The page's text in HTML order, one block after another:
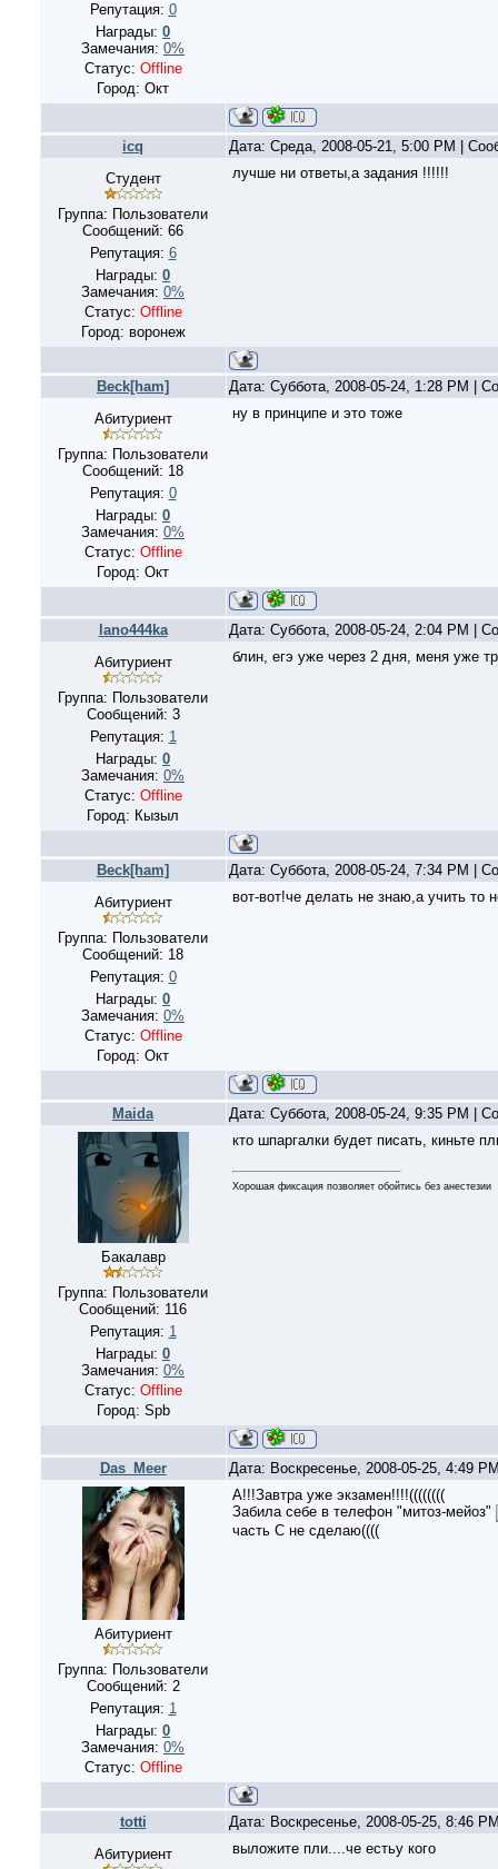
Репутация: 0
Награды: 0
Замечания: 0%
Статус: Offline
Город: Окт
icq
Дата: Среда, 2008-05-21, 5:00 PM |
Студент
Группа: Пользователи
Сообщений: 66
Репутация: 6
Награды: 0
Замечания: 0%
Статус: Offline
Город: воронеж
лучше ни ответы,а задания !!!!!!
Beck[ham]
Дата: Суббота, 2008-05-24, 1:28 PM |
Абитуриент
Группа: Пользователи
Сообщений: 18
Репутация: 0
Награды: 0
Замечания: 0%
Статус: Offline
Город: Окт
ну в принципе и это тоже
lano444ka
Дата: Суббота, 2008-05-24, 2:04 PM |
Абитуриент
Группа: Пользователи
Сообщений: 3
Репутация: 1
Награды: 0
Замечания: 0%
Статус: Offline
Город: Кызыл
блин, егэ уже через 2 дня, меня уже
Beck[ham]
Дата: Суббота, 2008-05-24, 7:34 PM |
Абитуриент
Группа: Пользователи
Сообщений: 18
Репутация: 0
Награды: 0
Замечания: 0%
Статус: Offline
Город: Окт
вот-вот!че делать не знаю,а учить то
Maida Дата: Суббота, 2008-05-24, 9:35 PM |
Бакалавр
Группа: Пользователи
Сообщений: 116
Репутация: 1
Награды: 0
Замечания: 0%
Статус: Offline
Город: Spb
кто шпаргалки будет писать, киньте
Хорошая фиксация позволяет обойтись без анестезии
Das_Meer Дата: Воскресенье, 2008-05-25, 4:49
Абитуриент
Группа: Пользователи
Сообщений: 2
Репутация: 1
Награды: 0
Замечания: 0%
Статус: Offline
А!!!Завтра уже экзамен!!!!((((((((
Забила себе в телефон "митоз-мейоз"
часть С не сделаю((((
totti
Дата: Воскресенье, 2008-05-25, 8:46
Абитуриент
выложите пли....че естьу кого